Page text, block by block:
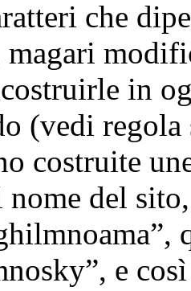
che
magari
in
(vedi regola
costruite
nome del
e